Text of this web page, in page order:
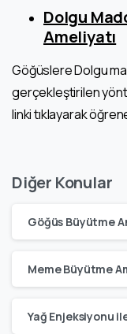
Dolgu
Ameliyatı
Göğüslere Dolgu
gerçekleştirilen
linki tıklayarak
Diğer Konular
Göğüs Büyütme
Meme Büyütme
Yağ Enjeksiyonu